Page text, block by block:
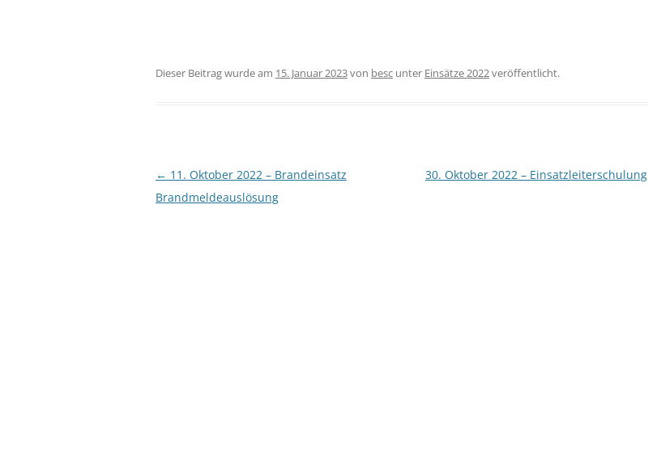
Dieser Beitrag wurde am 15. Januar 2023von besc unter Einsätze 2022veröffentlicht.
Beitragsnavigation
← 11. Oktober 2022 – Brandeinsatz
Brandmeldeauslösung
30. Oktober 2022 – Einsatzleiterschulung